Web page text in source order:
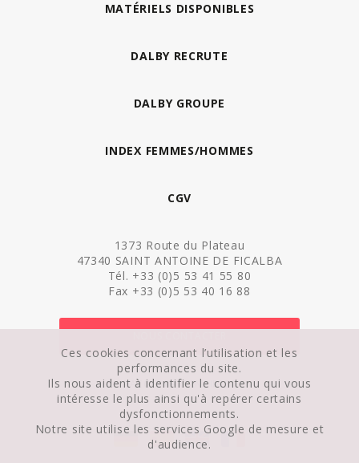
1373 Route du Plateau
47340 SAINT ANTOINE DE FICALBA
Tél. +33 (0)5 53 41 55 80
Fax +33 (0)5 53 40 16 88
ACCÈS PARTENAIRES
MATÉRIELS DISPONIBLES
DALBY RECRUTE
DALBY GROUPE
INDEX FEMMES/HOMMES
CGV
Ces cookies concernant l’utilisation et les
performances du site.
Ils nous aident à identifier le contenu qui vous
intéresse le plus ainsi qu'à repérer certains
dysfonctionnements.
Notre site utilise les services Google de mesure et
d'audience.